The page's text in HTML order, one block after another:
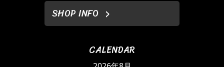
SHOP INFO
CALENDAR